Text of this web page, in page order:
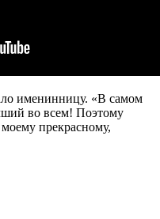
именинницу. «В самом
во всем! Поэтому
прекрасному,